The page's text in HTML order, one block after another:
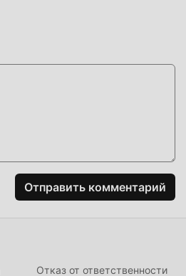
Отправить комментарий
Отказ от ответственности